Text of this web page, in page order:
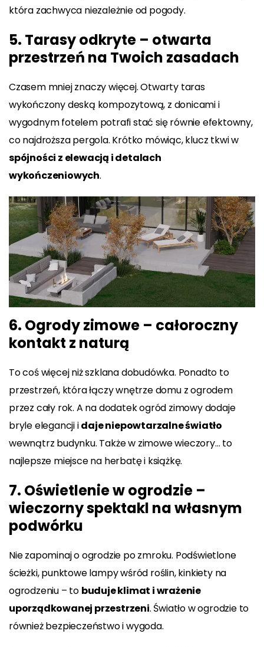
która zachwyca niezależnie od pogody.
5. Tarasy odkryte – otwarta
przestrzeń na Twoich zasadach
Czasem mniej znaczy więcej. Otwarty taras
wykończony deską kompozytową, z donicami i
wygodnym fotelem potrafi stać się równie efektowny,
co najdroższa pergola. Krótko mówiąc, klucz tkwi w
spójności z elewacją i detalach
wykończeniowych.
6. Ogrody zimowe – całoroczny
kontakt z naturą
To coś więcej niż szklana dobudówka. Ponadto to
przestrzeń, która łączy wnętrze domu z ogrodem
przez cały rok. A na dodatek ogród zimowy dodaje
bryle elegancji idaje niepowtarzalne światło
wewnątrz budynku. Także w zimowe wieczory… to
najlepsze miejsce na herbatę i książkę.
7. Oświetlenie w ogrodzie –
wieczorny spektakl na własnym
podwórku
Nie zapominaj o ogrodzie po zmroku. Podświetlone
ścieżki, punktowe lampy wśród roślin, kinkiety na
ogrodzeniu – to buduje klimat i wrażenie
uporządkowanej przestrzeni. Światło w ogrodzie to
również bezpieczeństwo i wygoda.